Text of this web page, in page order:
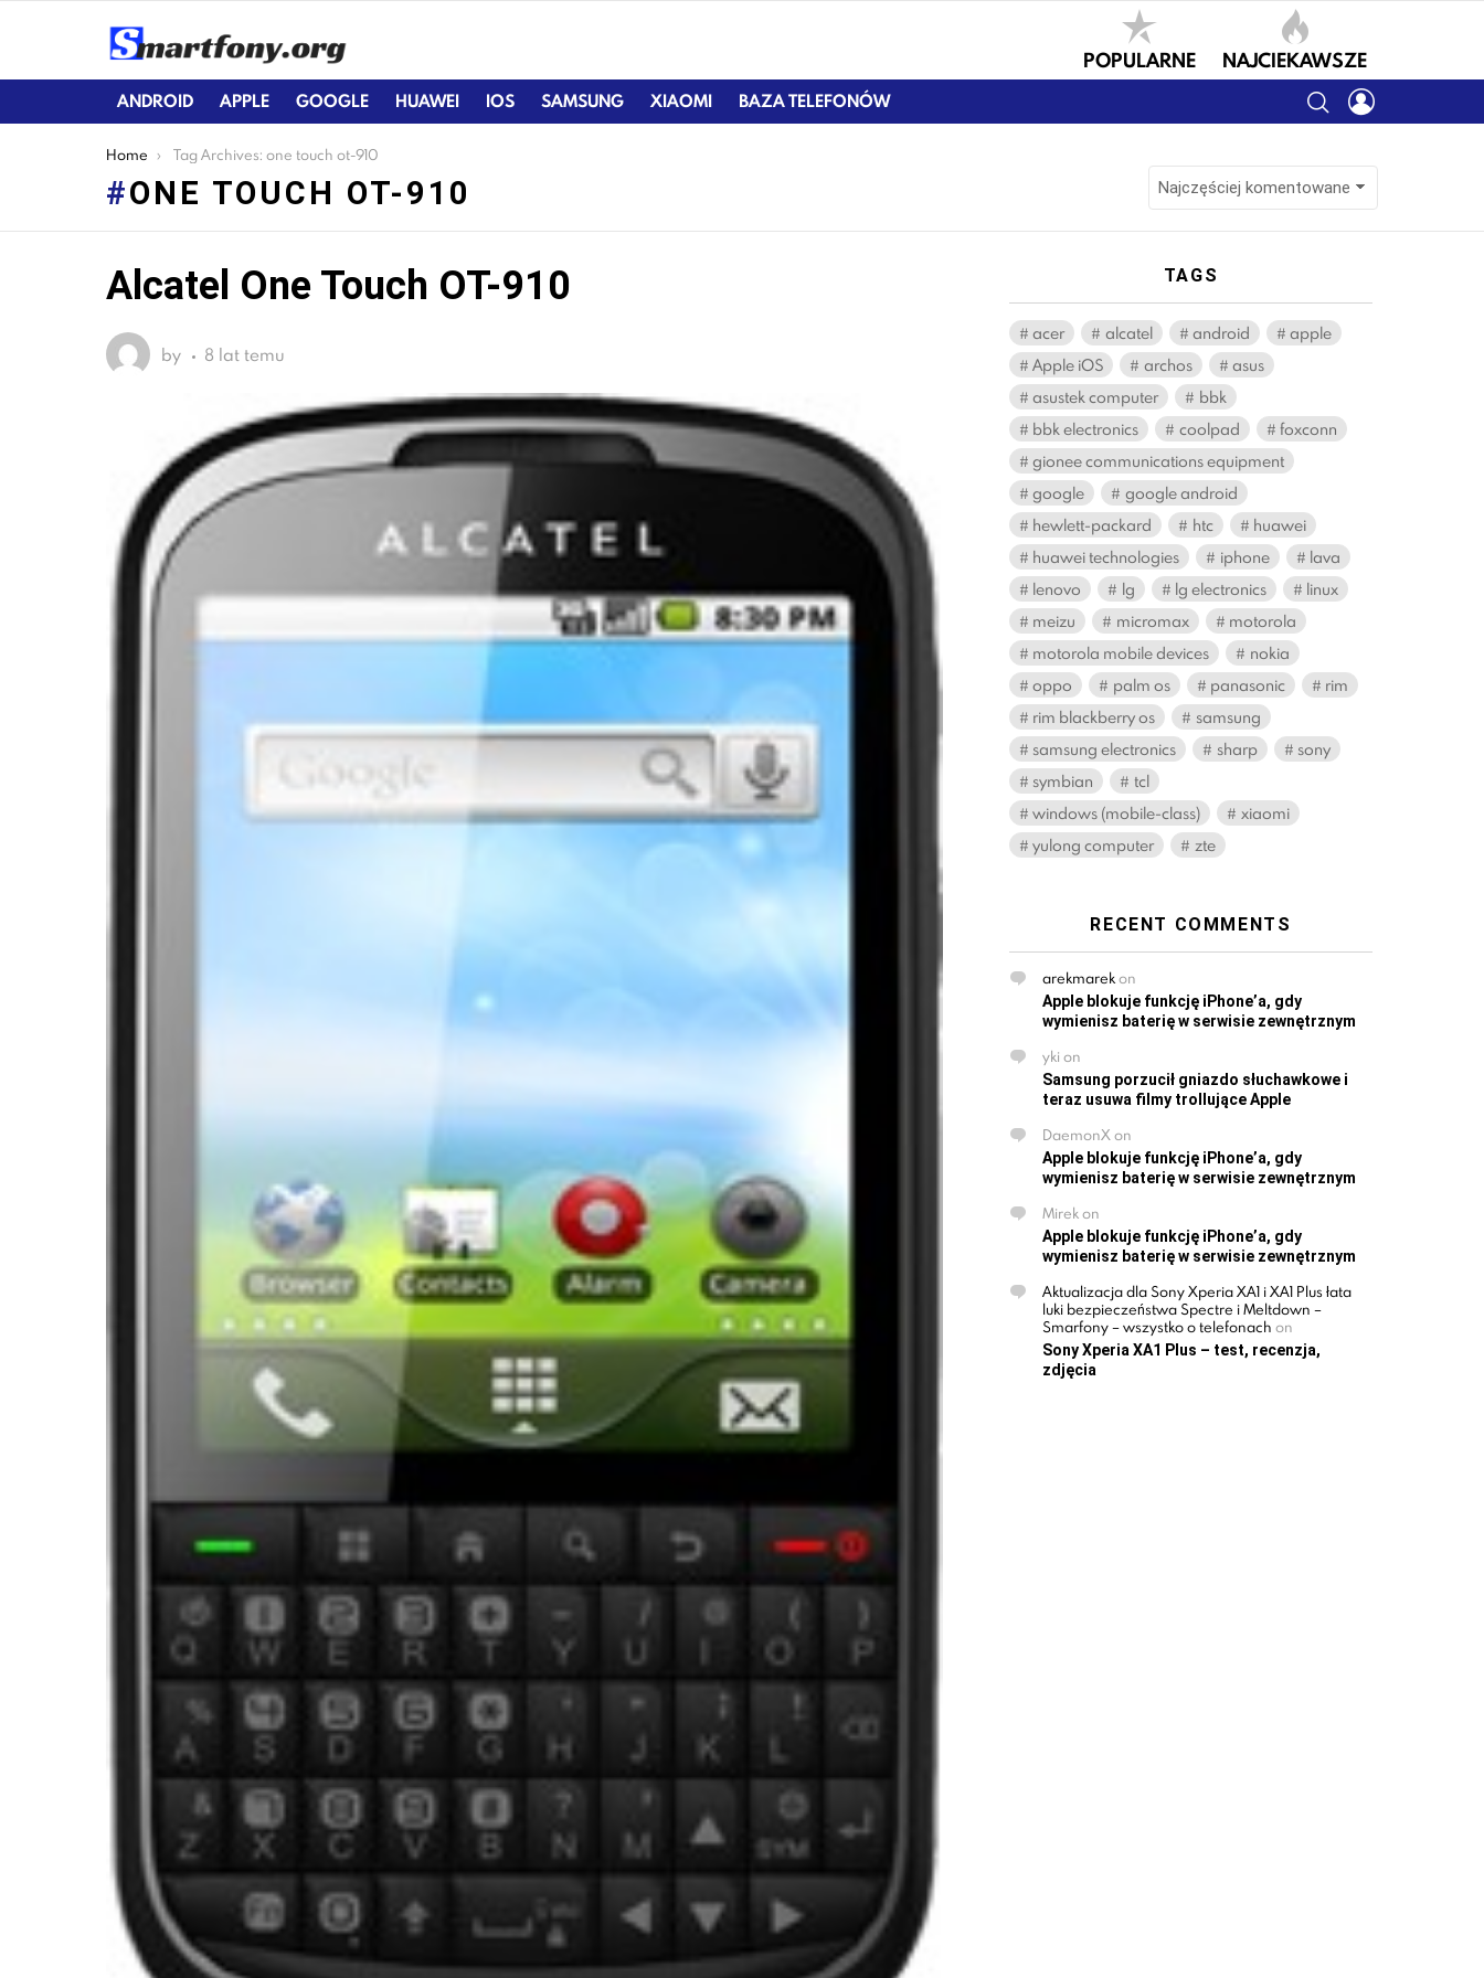
POPULARNE NAJCIEKAWSZE
ANDROID APPLE GOOGLE HUAWEI IOS SAMSUNG XIAOMI BAZA TELEFONÓW SEARCH
You are here:
Home Tag Archives: one touch ot-910
ONE TOUCH OT-910
LATEST
STORIES
Alcatel One Touch OT-910
by 8 lat temu
TAGS
acer alcatel android
apple
Apple iOS
archos
asus
asustek computer
bbk
bbk electronics
coolpad
foxconn
gionee communications equipment
google
google android
hewlett-packard
htc
huawei
huawei technologies
iphone
lava
lenovo
lg lg electronics
linux
meizu
micromax
motorola
motorola mobile devices
nokia
oppo
palm os panasonic
rim
rim blackberry os
samsung
samsung electronics
sharp
sony
symbian
tcl
windows (mobile-class)
xiaomi
yulong computer
zte
RECENT COMMENTS
arekmarekon
Apple blokuje funkcję iPhone’a, gdy
wymienisz baterię w serwisie zewnętrznym
yki on
Samsung porzucił gniazdo słuchawkowe i
teraz usuwa filmy trollujące Apple
DaemonXon
Apple blokuje funkcję iPhone’a, gdy
wymienisz baterię w serwisie zewnętrznym
Mirekon
Apple blokuje funkcję iPhone’a, gdy
wymienisz baterię w serwisie zewnętrznym
Aktualizacja dla Sony Xperia XA1 i XA1 Plus łata
luki bezpieczeństwa Spectre i Meltdown –
Smarfony – wszystko o telefonach on
Sony Xperia XA1 Plus – test, recenzja,
zdjęcia